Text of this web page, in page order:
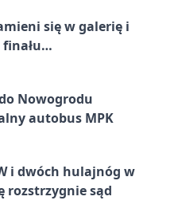
się w galerię i
finału
Nowogrodu
autobus MPK
i dwóch hulajnóg w
rozstrzygnie sąd